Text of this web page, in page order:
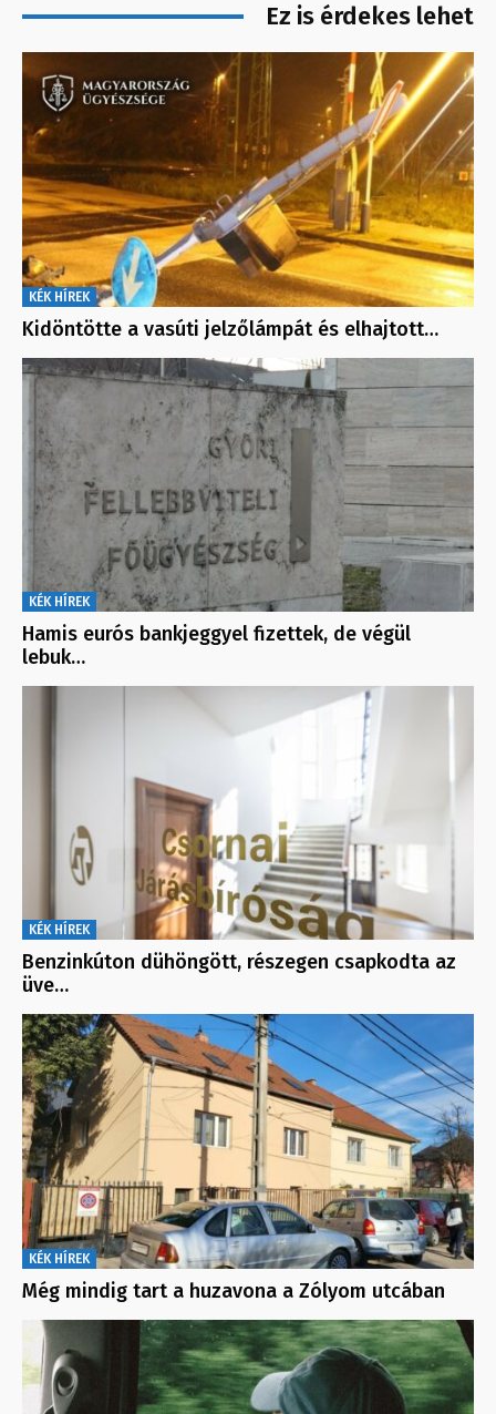
Ez is érdekes lehet
KÉK HÍREK
Kidöntötte a vasúti jelzőlámpát és elhajtott…
KÉK HÍREK
Hamis eurós bankjeggyel fizettek, de végül
lebuk…
KÉK HÍREK
Benzinkúton dühöngött, részegen csapkodta az
üve…
KÉK HÍREK
Még mindig tart a huzavona a Zólyom utcában